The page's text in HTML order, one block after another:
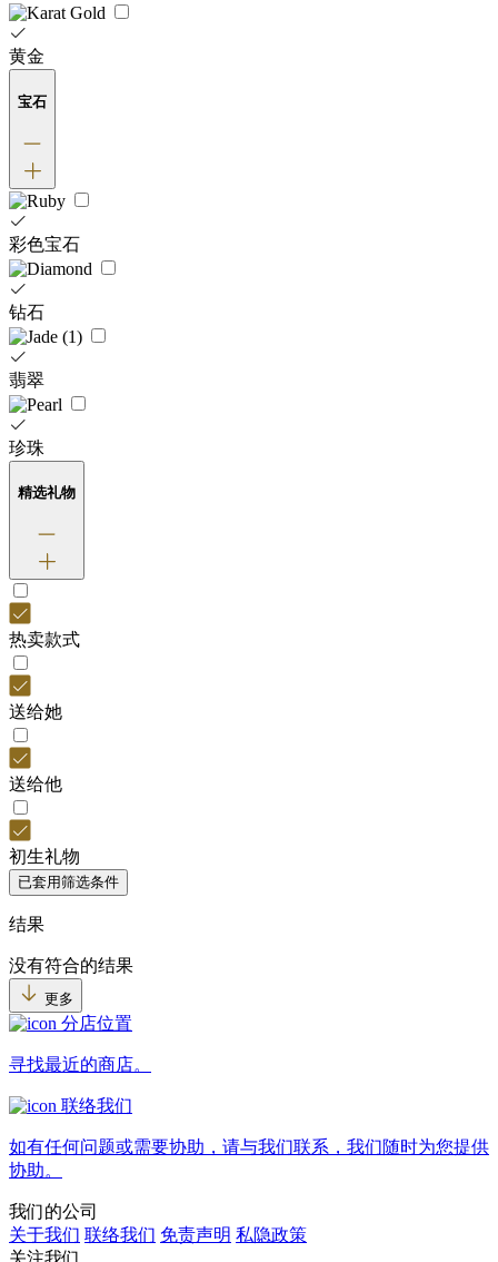
黄金
宝石
彩色宝石
钻石
翡翠
珍珠
精选礼物
热卖款式
送给她
送给他
初生礼物
已套用筛选条件
结果
没有符合的结果
更多
分店位置
寻找最近的商店。
联络我们
如有任何问题或需要协助，请与我们联系，我们随时为您提供
协助。
我们的公司
关于我们 联络我们 免责声明 私隐政策
关注我们